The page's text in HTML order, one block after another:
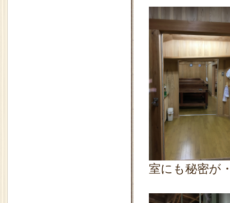
室にも秘密が